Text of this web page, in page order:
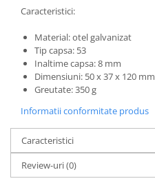
Caracteristici:
Material: otel galvanizat
Tip capsa: 53
Inaltime capsa: 8 mm
Dimensiuni: 50 x 37 x 120 mm
Greutate: 350 g
Informatii conformitate produs
Caracteristici
Review-uri(0)